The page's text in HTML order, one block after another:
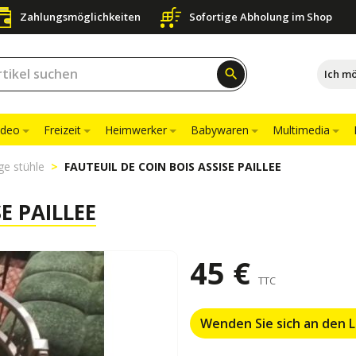
Zahlungsmöglichkeiten Sofortige Abholung im Shop
search Ich
Freizeit Heimwerker Babywaren Multimedia
stühle FAUTEUIL DE COIN BOIS ASSISE PAILLEE
PAILLEE
45 € TTC
Wenden Sie sich an den